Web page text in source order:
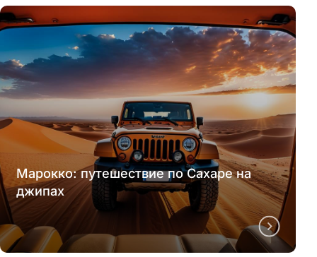
Марокко: путешествие по Сахаре на
джипах